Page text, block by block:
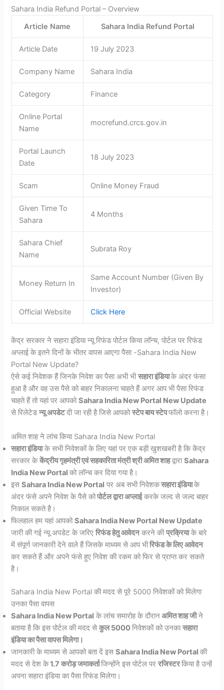
Sahara India Refund Portal – Overview
Article Name
Sahara India Refund Portal
Article Date 19 July 2023
Company Name Sahara India
Category Finance
Online Portal
Name
mocrefund.crcs.gov.in
Portal Launch
Date
18 July 2023
Scam Online Money Fraud
Given Time To
Sahara
4 Months
Sahara Chief
Name
Subrata Roy
Money Return In
Same Account Number (Given By
Investor)
Official Website Click Here
केंद्र सरकार ने सहारा इंडिया न्यू रिफंड पोर्टल किया लॉन्च, पोर्टल पर रिफंड
अप्लाई के इतने दिनों के भीतर वापस आएगा पैसा -Sahara India New
Portal New Update?
ऐसे कई निवेशक हैं जिनके निवेश का पैसा अभी भीसहारा इंडियाके अंदर फंसा
हुआ है और वह उस पैसे को बाहर निकालना चाहते हैं अगर आप भी पैसा रिफंड
चाहते हैं तो यहां पर आपकोSahara India New Portal New Update
से रिलेटेडन्यू अपडेटदी जा रही है जिसे आपकोस्टेप बाय स्टेपफॉलो करना है।
अमित शाह ने लांच किया Sahara India New Portal
सहारा इंडियाके सभी निवेशकों के लिए यहां पर एक बड़ी खुशखबरी है कि केंद्र
सरकार केकेंद्रीय गृहमंत्री एवं सहकारिता मंत्री श्री अमित शाहद्वाराSahara
India New Portalको लॉन्च कर दिया गया है।
इसSahara India New Portal पर अब सभी निवेशकसहारा इंडियाके
अंदर फंसे अपने निवेश के पैसे कोपोर्टल द्वारा अप्लाईकरके जल्द से जल्द बाहर
निकाल सकते है।
फिलहाल हम यहां आपकोSahara India New Portal New Update
जारी की गई न्यू अपडेट के जरिएरिफंड हेतु आवेदनकरने कीप्रक्रियाके बारे
में संपूर्ण जानकारी देने वाले हैं जिसके माध्यम से आप भीरिफंड के लिए आवेदन
कर सकते हैं और अपने फंसे हुए निवेश की रकम को फिर से प्राप्त कर सकते
है।
Sahara India New Portal की मदद से पूरे 5000 निवेशकों को मिलेगा
उनका पैसा वापस
Sahara India New Portal के लांच समारोह के दौरानअमित शाह जीने
बताया है कि इस पोर्टल की मदद सेकुल 5000निवेशकों को उनकासहारा
इंडिया का पैसा वापस मिलेगा।
जानकारी के माध्यम से आपको बता दें इसSahara India New Portalकी
मदद से देश के1.7 करोड़ जमाकर्ताजिन्होंने इस पोर्टल पररजिस्टरकिया है उन्हें
अपना सहारा इंडिया का पैसा रिफंड मिलेगा।